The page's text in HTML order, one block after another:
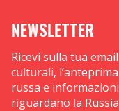
NEWSLETTER
Ricevi sulla tua
culturali,
russa e
riguardano la